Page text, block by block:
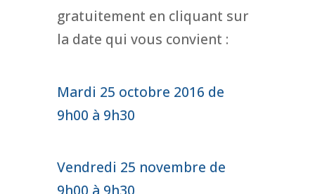
gratuitement en cliquant sur
la date qui vous convient :
Mardi 25 octobre 2016 de
9h00 à 9h30
Vendredi 25 novembre de
9h00 à 9h30